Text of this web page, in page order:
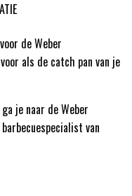
de Weber
als de catch pan van je
je naar de Weber
van